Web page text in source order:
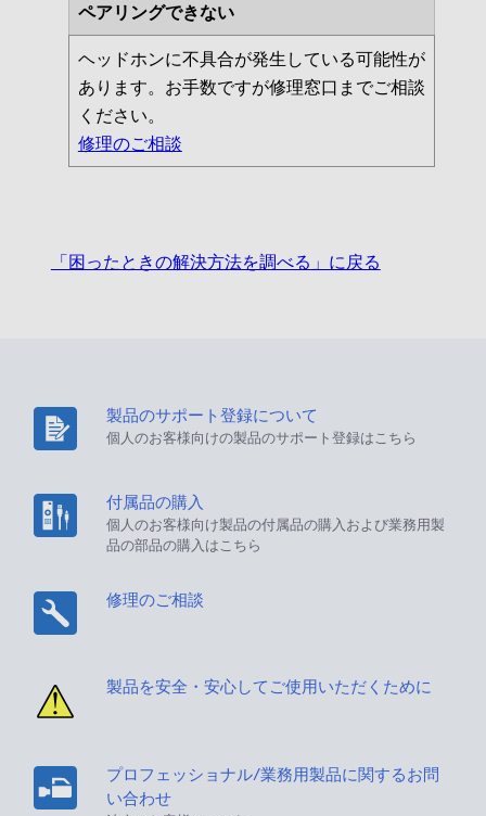
ペアリングできない
ヘッドホンに不具合が発生している可能性が
あります。お手数ですが修理窓口までご相談
ください。
修理のご相談
「困ったときの解決方法を調べる」に戻る
製品のサポート登録について
個人のお客様向けの製品のサポート登録はこちら
付属品の購入
個人のお客様向け製品の付属品の購入および業務用製
品の部品の購入はこちら
修理のご相談
製品を安全・安心してご使用いただくために
プロフェッショナル/業務用製品に関するお問
い合わせ